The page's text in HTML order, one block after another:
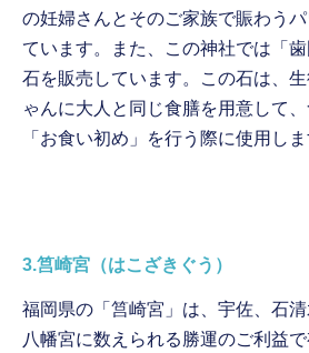
の妊婦さんとそのご家族で賑わう
ています。また、この神社では「
石を販売しています。この石は、
ゃんに大人と同じ食膳を用意して
「お食い初め」を行う際に使用しま
3.筥崎宮（はこざきぐう）
福岡県の「筥崎宮」は、宇佐、石
八幡宮に数えられる勝運のご利益で